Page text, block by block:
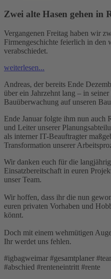
Zwei alte Hasen gehen in
Vergangenen Freitag haben wir
Firmengeschichte feierlich in den
verabschiedet.
weiterlesen...
Andreas, der bereits Ende
über ein Jahrzehnt lang – in
Bauüberwachung auf unseren
Ende Januar folgte ihm nun
und Leiter unserer
als interner IT-Beauftragter
Transformation unserer
Wir danken euch für die
Einsatzbereitschaft in euren
unser Team.
Wir hoffen, dass ihr die nun
euren privaten Vorhaben und
könnt.
Doch mit einem wehmütigen
Ihr werdet uns fehlen.
#igbagweimar #gesamtplaner
#abschied #renteneintritt #rente